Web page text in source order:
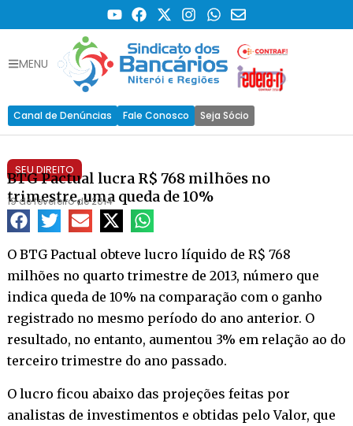
MENU
Canal de Denúncias Fale Conosco Seja Sócio
SEU DIREITO
BTG Pactual lucra R$ 768 milhões no
trimestre, uma queda de 10%
19 de fevereiro de 2014
O BTG Pactual obteve lucro líquido de R$ 768
milhões no quarto trimestre de 2013, número que
indica queda de 10% na comparação com o ganho
registrado no mesmo período do ano anterior. O
resultado, no entanto, aumentou 3% em relação ao do
terceiro trimestre do ano passado.
O lucro ficou abaixo das projeções feitas por
analistas de investimentos e obtidas pelo Valor, que